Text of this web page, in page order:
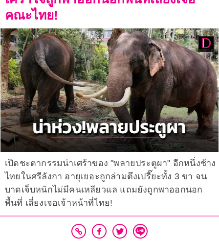
คณะไทย!
เปิดชะตากรรมน่าเศร้าของ "พลายประตูผา" อีกหนึ่งช้าง
ไทยในศรีลังกา อายุเยอะถูกล่ามตึงเปรี๊ยะทั้ง 3 ขา จน
บาดเจ็บหนักไม่มีคนเหลียวแล แถมยังถูกพาออกนอก
พื้นที่ เลี่ยงเจอเจ้าหน้าที่ไทย!